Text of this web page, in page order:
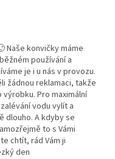
Naše konvičky máme
používání a
je i u nás v provozu.
žádnou reklamaci, takže
Pro maximální
vodu vylít a
dlouho. A kdyby se
to s Vámi
chtít, rád Vám ji
den